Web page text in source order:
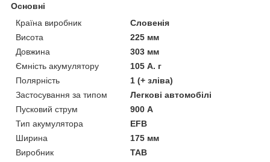
Основні
Країна виробник
Словенія
Висота
225 мм
Довжина
303 мм
Ємність акумулятору
105 А. г
Полярність
1 (+ зліва)
Застосування за типом
Легкові автомобілі
Пусковий струм
900 А
Тип акумулятора
EFB
Ширина
175 мм
Виробник
TAB